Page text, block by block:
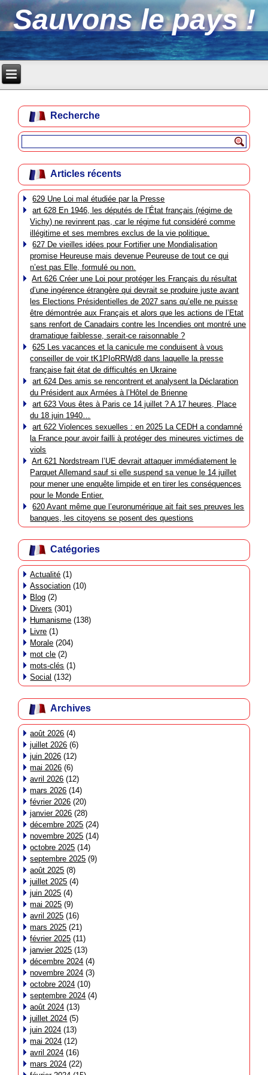
Sauvons le pays !
Recherche
Articles récents
629 Une Loi mal étudiée par la Presse
art 628 En 1946, les députés de l’État français (régime de
Vichy) ne revinrent pas, car le régime fut considéré comme
illégitime et ses membres exclus de la vie politique.
627 De vieilles idées pour Fortifier une Mondialisation
promise Heureuse mais devenue Peureuse de tout ce qui
n’est pas Elle, formulé ou non.
Art 626 Créer une Loi pour protéger les Français du résultat
d’une ingérence étrangère qui devrait se produire juste avant
les Elections Présidentielles de 2027 sans qu’elle ne puisse
être démontrée aux Français et alors que les actions de l’Etat
sans renfort de Canadairs contre les Incendies ont montré une
dramatique faiblesse, serait-ce raisonnable ?
625 Les vacances et la canicule me conduisent à vous
conseiller de voir tK1PIoRRWd8 dans laquelle la presse
française fait état de difficultés en Ukraine
art 624 Des amis se rencontrent et analysent la Déclaration
du Président aux Armées à l’Hôtel de Brienne
art 623 Vous êtes à Paris ce 14 juillet ? A 17 heures, Place
du 18 juin 1940…
art 622 Violences sexuelles : en 2025 La CEDH a condamné
la France pour avoir failli à protéger des mineures victimes de
viols
Art 621 Nordstream l’UE devrait attaquer immédiatement le
Parquet Allemand sauf si elle suspend sa venue le 14 juillet
pour mener une enquête limpide et en tirer les conséquences
pour le Monde Entier.
620 Avant même que l’euronumérique ait fait ses preuves les
banques, les citoyens se posent des questions
Catégories
Actualité (1)
Association (10)
Blog (2)
Divers (301)
Humanisme (138)
Livre (1)
Morale (204)
mot cle (2)
mots-clés (1)
Social (132)
Archives
août 2026 (4)
juillet 2026 (6)
juin 2026 (12)
mai 2026 (6)
avril 2026 (12)
mars 2026 (14)
février 2026 (20)
janvier 2026 (28)
décembre 2025 (24)
novembre 2025 (14)
octobre 2025 (14)
septembre 2025 (9)
août 2025 (8)
juillet 2025 (4)
juin 2025 (4)
mai 2025 (9)
avril 2025 (16)
mars 2025 (21)
février 2025 (11)
janvier 2025 (13)
décembre 2024 (4)
novembre 2024 (3)
octobre 2024 (10)
septembre 2024 (4)
août 2024 (13)
juillet 2024 (5)
juin 2024 (13)
mai 2024 (12)
avril 2024 (16)
mars 2024 (22)